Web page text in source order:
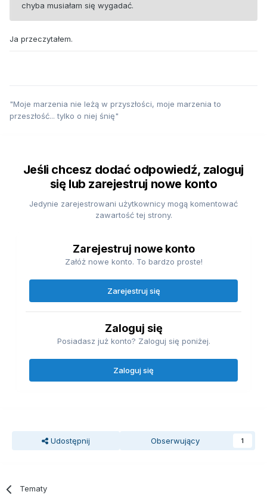
chyba musiałam się wygadać.
Ja przeczytałem.
"Moje marzenia nie leżą w przyszłości, moje marzenia to
przeszłość... tylko o niej śnię"
Jeśli chcesz dodać odpowiedź, zaloguj
się lub zarejestruj nowe konto
Jedynie zarejestrowani użytkownicy mogą komentować
zawartość tej strony.
Zarejestruj nowe konto
Załóż nowe konto. To bardzo proste!
Zarejestruj się
Zaloguj się
Posiadasz już konto? Zaloguj się poniżej.
Zaloguj się
Udostępnij Obserwujący 1
Tematy